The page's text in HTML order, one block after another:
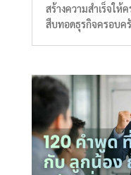
สร้างความสำเร็จให้
สืบทอดธุรกิจครอบครั